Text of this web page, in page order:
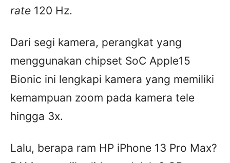
rate 120 Hz.
Dari segi kamera, perangkat yang
menggunakan chipset SoC Apple15
Bionic ini lengkapi kamera yang memiliki
kemampuan zoom pada kamera tele
hingga 3x.
Lalu, berapa ram HP iPhone 13 Pro Max?